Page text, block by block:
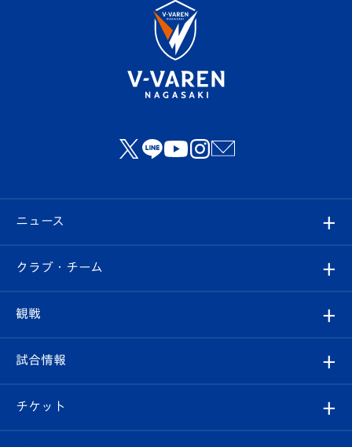
ニュース
すべて
クラブ
試合情報
クラブ・チーム
クラブ概要
エンブレム紹介
観戦
観戦ルール
はじめての観戦ガイド
試合情報
試合日程/結果
チケット